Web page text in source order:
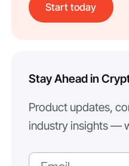
Start today
Stay Ahead in
Product updates,
industry insights —